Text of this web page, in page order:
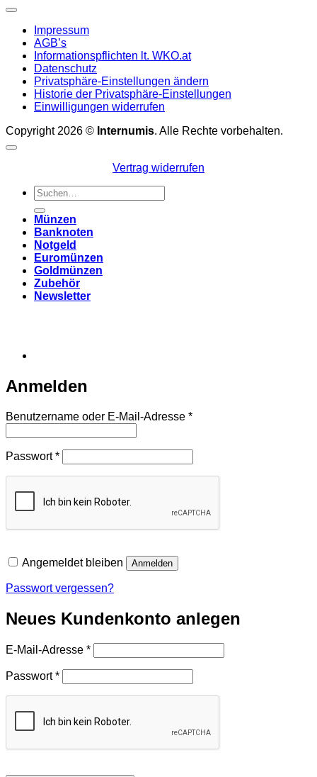
Impressum
AGB’s
Informationspflichten lt. WKO.at
Datenschutz
Privatsphäre-Einstellungen ändern
Historie der Privatsphäre-Einstellungen
Einwilligungen widerrufen
Copyright 2026 © Internumis. Alle Rechte vorbehalten.
Vertrag widerrufen
Suchen
nach:
Münzen
Banknoten
Notgeld
Euromünzen
Goldmünzen
Zubehör
Newsletter
Anmelden
Benutzername oder E-Mail-Adresse *Erforderlich
Passwort*Erforderlich
Angemeldet bleiben Anmelden
Passwort vergessen?
Neues Kundenkonto anlegen
E-Mail-Adresse *Erforderlich
Passwort*Erforderlich